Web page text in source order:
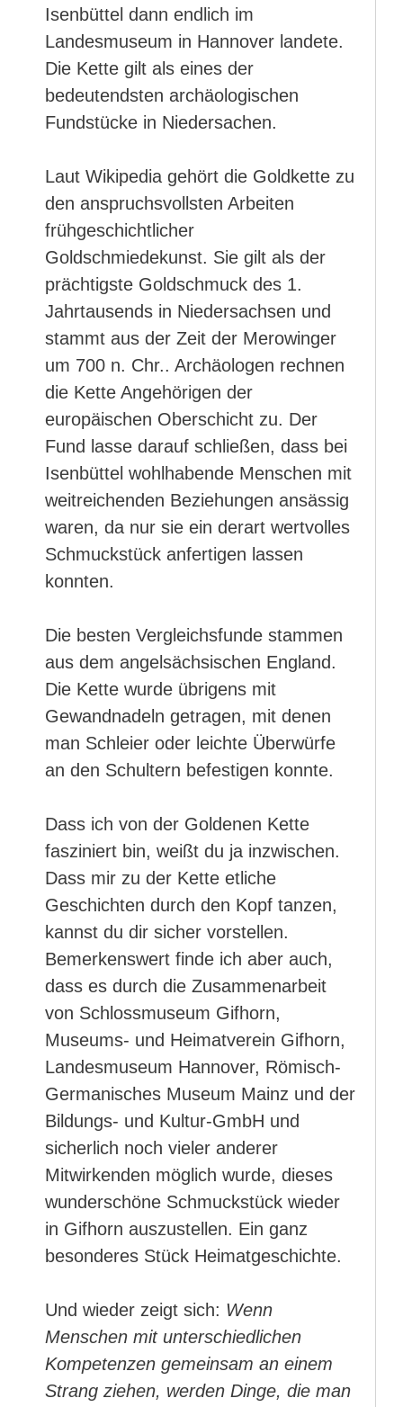
Isenbüttel dann endlich im
Landesmuseum in Hannover landete.
Die Kette gilt als eines der
bedeutendsten archäologischen
Fundstücke in Niedersachen.
Laut Wikipedia gehört die Goldkette zu
den anspruchsvollsten Arbeiten
frühgeschichtlicher
Goldschmiedekunst. Sie gilt als der
prächtigste Goldschmuck des 1.
Jahrtausends in Niedersachsen und
stammt aus der Zeit der Merowinger
um 700 n. Chr.. Archäologen rechnen
die Kette Angehörigen der
europäischen Oberschicht zu. Der
Fund lasse darauf schließen, dass bei
Isenbüttel wohlhabende Menschen mit
weitreichenden Beziehungen ansässig
waren, da nur sie ein derart wertvolles
Schmuckstück anfertigen lassen
konnten.
Die besten Vergleichsfunde stammen
aus dem angelsächsischen England.
Die Kette wurde übrigens mit
Gewandnadeln getragen, mit denen
man Schleier oder leichte Überwürfe
an den Schultern befestigen konnte.
Dass ich von der Goldenen Kette
fasziniert bin, weißt du ja inzwischen.
Dass mir zu der Kette etliche
Geschichten durch den Kopf tanzen,
kannst du dir sicher vorstellen.
Bemerkenswert finde ich aber auch,
dass es durch die Zusammenarbeit
von Schlossmuseum Gifhorn,
Museums- und Heimatverein Gifhorn,
Landesmuseum Hannover, Römisch-
Germanisches Museum Mainz und der
Bildungs- und Kultur-GmbH und
sicherlich noch vieler anderer
Mitwirkenden möglich wurde, dieses
wunderschöne Schmuckstück wieder
in Gifhorn auszustellen. Ein ganz
besonderes Stück Heimatgeschichte.
Und wieder zeigt sich: Wenn
Menschen mit unterschiedlichen
Kompetenzen gemeinsam an einem
Strang ziehen, werden Dinge, die man